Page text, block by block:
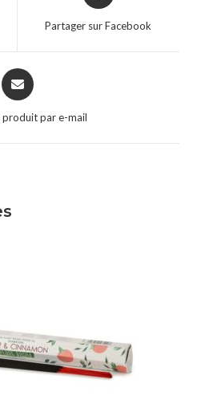
Partager sur Facebook
produit par e-mail